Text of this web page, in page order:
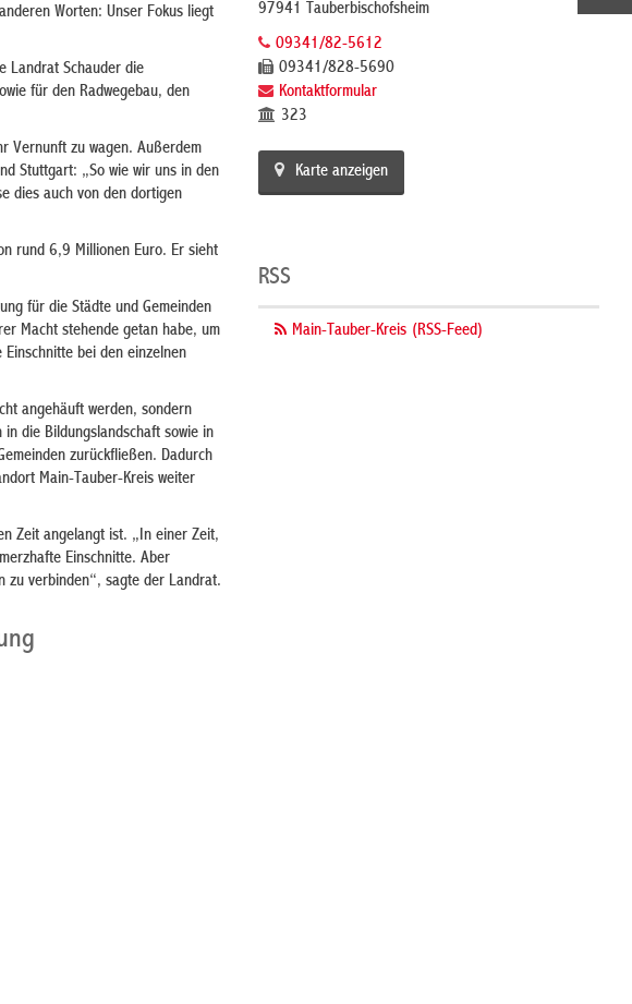
Worten: Unser Fokus liegt
Landrat Schauder die
für den Radwegebau, den
Vernunft zu wagen. Außerdem
Stuttgart: „So wie wir uns in den
dies auch von den dortigen
rund 6,9 Millionen Euro. Er sieht
für die Städte und Gemeinden
Macht stehende getan habe, um
bei den einzelnen
angehäuft werden, sondern
die Bildungslandschaft sowie in
zurückfließen. Dadurch
Main-Tauber-Kreis weiter
Zeit angelangt ist. „In einer Zeit,
Einschnitte. Aber
zu verbinden“, sagte der Landrat.
97941 Tauberbischofsheim
09341/82-5612
09341/828-5690
Kontaktformular
323
Karte anzeigen
RSS
Main-Tauber-Kreis (RSS-Feed)